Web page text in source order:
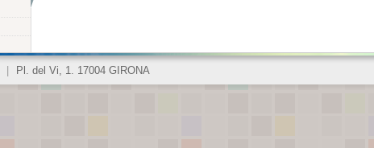
Pl. del Vi, 1. 17004 GIRONA